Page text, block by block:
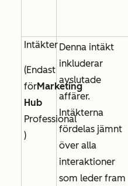
Intäkter
(Endast
förMarketing
Hub
Professional
)
Denna intäkt
inkluderar
avslutade
affärer.
Intäkterna
fördelas jämnt
över alla
interaktioner
som leder fram